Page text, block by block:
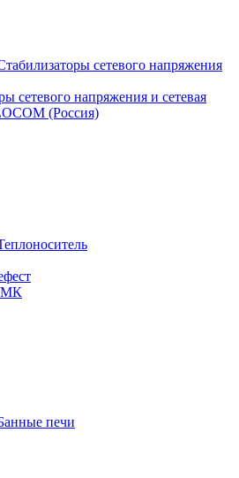
сетевого напряжения
сетевого напряжения и сетевая
(Россия)
печи